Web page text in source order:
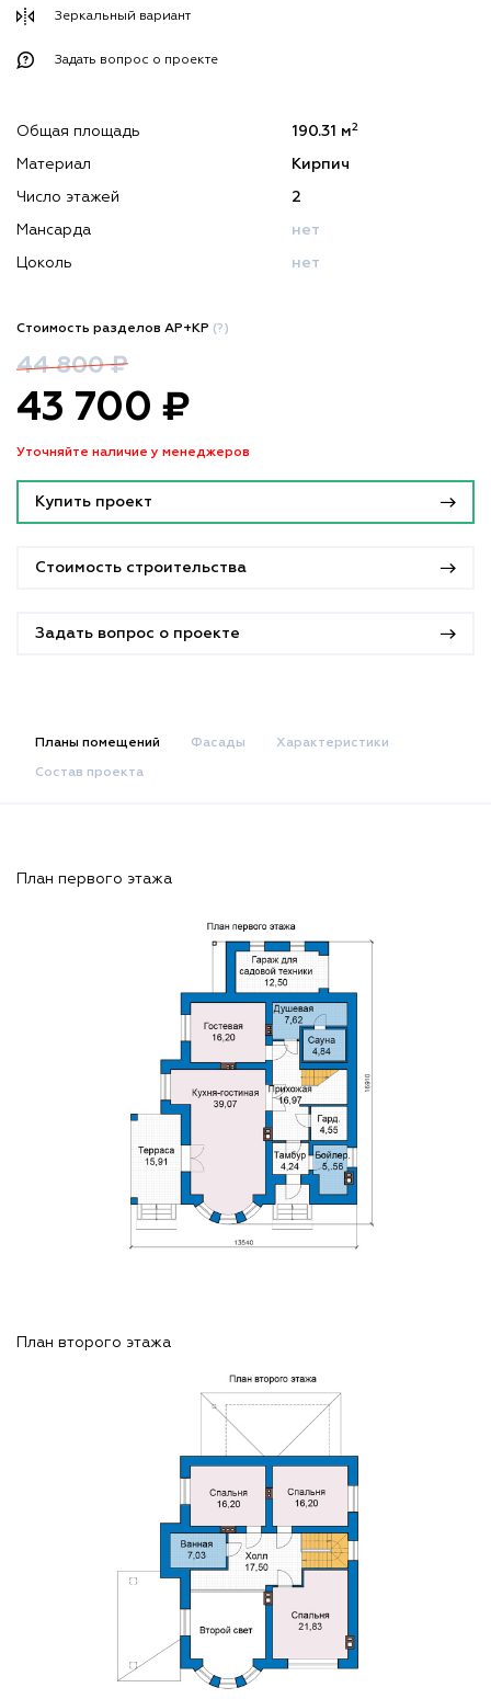
Зеркальный вариант
Задать вопрос о проекте
Общая площадь 190.31 м2
Материал Кирпич
Число этажей 2
Мансарда нет
Цоколь нет
Стоимость разделов АР+КР (?)
44 800 ₽
43 700 ₽
Уточняйте наличие у менеджеров
Купить проект
Стоимость строительства
Задать вопрос о проекте
Планы помещений Фасады Характеристики
Состав проекта
План первого этажа
План второго этажа